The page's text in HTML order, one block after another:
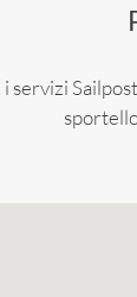
servizi